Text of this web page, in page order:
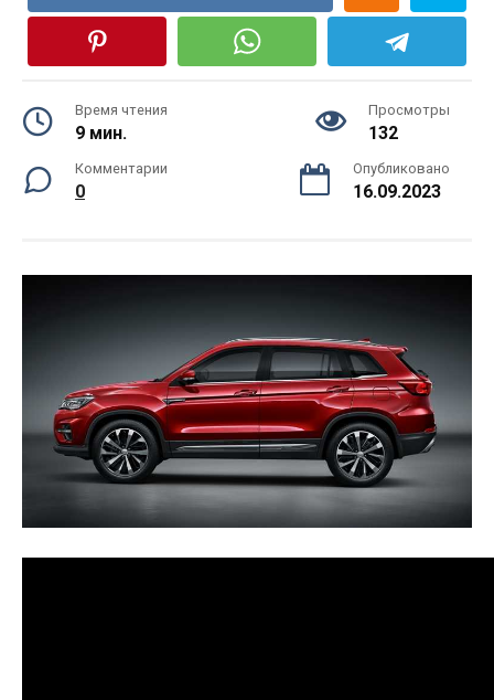
Время чтения
9 мин.
Просмотры
132
Комментарии
0
Опубликовано
16.09.2023